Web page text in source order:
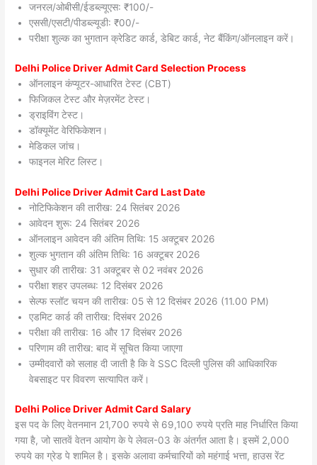
जनरल/ओबीसी/ईडब्ल्यूएस: ₹100/-
एससी/एसटी/पीडब्ल्यूडी: ₹00/-
परीक्षा शुल्क का भुगतान क्रेडिट कार्ड, डेबिट कार्ड, नेट बैंकिंग/ऑनलाइन करें।
Delhi Police Driver Admit Card Selection Process
ऑनलाइन कंप्यूटर-आधारित टेस्ट (CBT)
फिजिकल टेस्ट और मेज़रमेंट टेस्ट।
ड्राइविंग टेस्ट।
डॉक्यूमेंट वेरिफिकेशन।
मेडिकल जांच।
फाइनल मेरिट लिस्ट।
Delhi Police Driver Admit Card Last Date
नोटिफिकेशन की तारीख: 24 सितंबर 2026
आवेदन शुरू: 24 सितंबर 2026
ऑनलाइन आवेदन की अंतिम तिथि: 15 अक्टूबर 2026
शुल्क भुगतान की अंतिम तिथि: 16 अक्टूबर 2026
सुधार की तारीख: 31 अक्टूबर से 02 नवंबर 2026
परीक्षा शहर उपलब्ध: 12 दिसंबर 2026
सेल्फ स्लॉट चयन की तारीख: 05 से 12 दिसंबर 2026 (11.00 PM)
एडमिट कार्ड की तारीख: दिसंबर 2026
परीक्षा की तारीख: 16 और 17 दिसंबर 2026
परिणाम की तारीख: बाद में सूचित किया जाएगा
उम्मीदवारों को सलाह दी जाती है कि वे SSC दिल्ली पुलिस की आधिकारिक
वेबसाइट पर विवरण सत्यापित करें।
Delhi Police Driver Admit Card Salary
इस पद के लिए वेतनमान 21,700 रुपये से 69,100 रुपये प्रति माह निर्धारित किया
गया है, जो सातवें वेतन आयोग के पे लेवल-03 के अंतर्गत आता है। इसमें 2,000
रुपये का ग्रेड पे शामिल है। इसके अलावा कर्मचारियों को महंगाई भत्ता, हाउस रेंट